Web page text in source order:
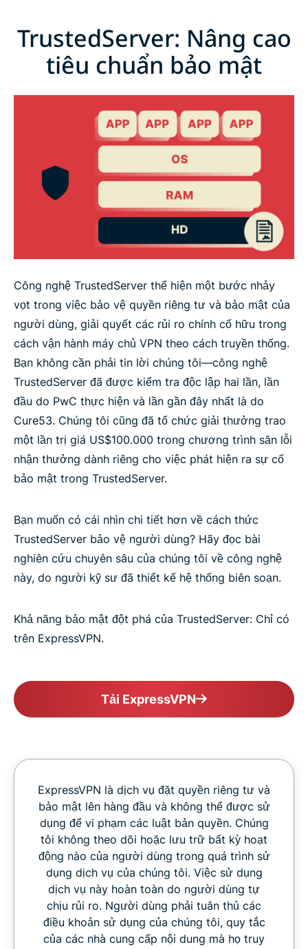
TrustedServer: Nâng cao
tiêu chuẩn bảo mật
Công nghệ TrustedServer thể hiện một bước nhảy
vọt trong việc bảo vệ quyền riêng tư và bảo mật của
người dùng, giải quyết các rủi ro chính cố hữu trong
cách vận hành máy chủ VPN theo cách truyền thống.
Bạn không cần phải tin lời chúng tôi—công nghệ
TrustedServer đã được kiểm tra độc lập hai lần, lần
đầu do PwC thực hiện và lần gần đây nhất là do
Cure53. Chúng tôi cũng đã tổ chức giải thưởng trao
một lần trị giá US$100.000 trong chương trình săn lỗi
nhận thưởng dành riêng cho việc phát hiện ra sự cố
bảo mật trong TrustedServer.
Bạn muốn có cái nhìn chi tiết hơn về cách thức
TrustedServer bảo vệ người dùng? Hãy đọc bài
nghiên cứu chuyên sâu của chúng tôi về công nghệ
này, do người kỹ sư đã thiết kế hệ thống biên soạn.
Khả năng bảo mật đột phá của TrustedServer: Chỉ có
trên ExpressVPN.
Tải ExpressVPN
ExpressVPN là dịch vụ đặt quyền riêng tư và
bảo mật lên hàng đầu và không thể được sử
dụng để vi phạm các luật bản quyền. Chúng
tôi không theo dõi hoặc lưu trữ bất kỳ hoạt
động nào của người dùng trong quá trình sử
dụng dịch vụ của chúng tôi. Việc sử dụng
dịch vụ này hoàn toàn do người dùng tự
chịu rủi ro. Người dùng phải tuân thủ các
điều khoản sử dụng của chúng tôi, quy tắc
của các nhà cung cấp nội dung mà họ truy